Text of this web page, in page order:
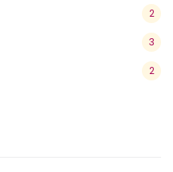
2
3
2